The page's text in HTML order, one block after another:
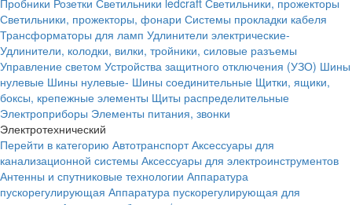
Пробники Розетки Светильники ledcraft Светильники, прожекторы
Светильники, прожекторы, фонари Системы прокладки кабеля
Трансформаторы для ламп Удлинители электрические-
Удлинители, колодки, вилки, тройники, силовые разъемы
Управление светом Устройства защитного отключения (УЗО) Шины
нулевые Шины нулевые- Шины соединительные Щитки, ящики,
боксы, крепежные элементы Щиты распределительные
Электроприборы Элементы питания, звонки
Электротехнический
Перейти в категорию Автотранспорт Аксессуары для
канализационной системы Аксессуары для электроинструментов
Антенны и спутниковые технологии Аппаратура
пускорегулирующая Аппаратура пускорегулирующая для